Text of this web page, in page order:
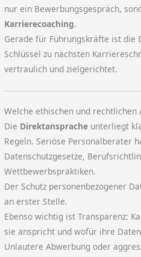
nur ein Bewerbungsgespräch,
Karrierecoaching.
Gerade für Führungskräfte ist die
Schlüssel zu nächsten
vertraulich und zielgerichtet.
Welche ethischen und rechtlichen
Die Direktansprache unterliegt
Regeln. Seriöse Personalberater
Datenschutzgesetze,
Wettbewerbspraktiken.
Der Schutz personenbezogener
an erster Stelle.
Ebenso wichtig ist Transparenz:
sie anspricht und wofür ihre
Unlautere Abwerbung oder